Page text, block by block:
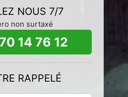
NOUS 7/7
non surtaxé
14 76 12
RAPPELÉ